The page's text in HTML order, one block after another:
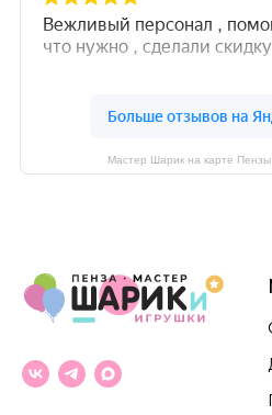
Мастер Шарик на карте